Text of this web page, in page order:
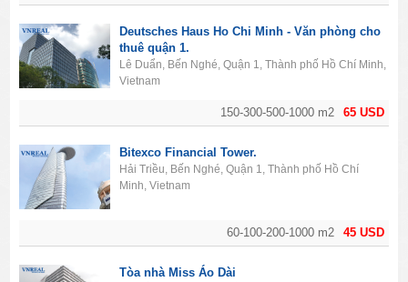
65 USD
150-300-500-1000 m2
Deutsches Haus Ho Chi Minh - Văn phòng cho
thuê quận 1.
Lê Duẩn, Bến Nghé, Quận 1, Thành phố Hồ Chí Minh,
Vietnam
45 USD
60-100-200-1000 m2
Bitexco Financial Tower.
Hải Triều, Bến Nghé, Quận 1, Thành phố Hồ Chí
Minh, Vietnam
Tòa nhà Miss Áo Dài